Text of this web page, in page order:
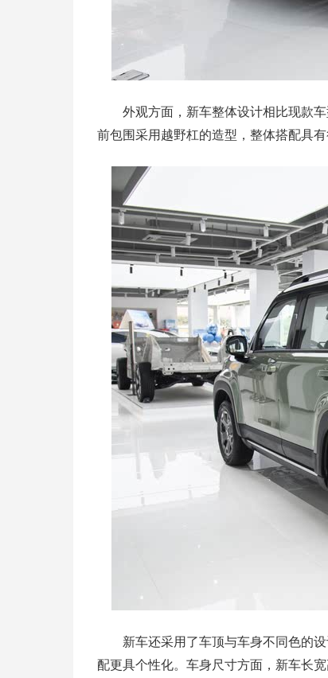
外观方面，新车整体设计相比现款
前包围采用越野杠的造型，整体搭配具有
新车还采用了车顶与车身不同色的
配更具个性化。车身尺寸方面，新车长